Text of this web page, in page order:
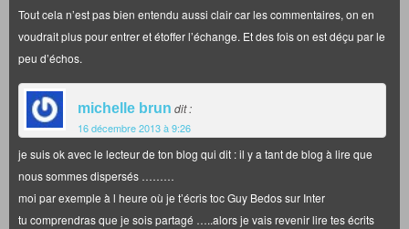
Tout cela n’est pas bien entendu aussi clair car les commentaires, on en
voudrait plus pour entrer et étoffer l’échange. Et des fois on est déçu par le
peu d’échos.
michelle brun dit :
16 décembre 2013 à 9:26
je suis ok avec le lecteur de ton blog qui dit : il y a tant de blog à lire que
nous sommes dispersés ………
moi par exemple à l heure où je t’écris toc Guy Bedos sur Inter
tu comprendras que je sois partagé …..alors je vais revenir lire tes écrits